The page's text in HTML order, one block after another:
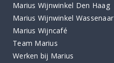
Marius Wijnwinkel Den Haag
Marius Wijnwinkel Wassenaar
Marius Wijncafé
Team Marius
Werken bij Marius